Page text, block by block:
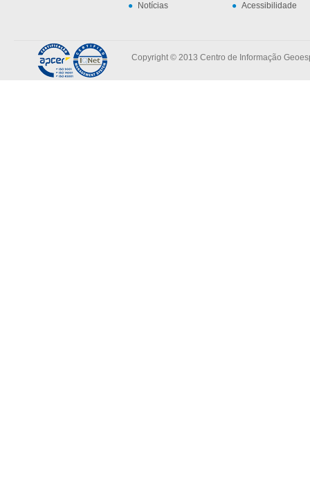
Notícias
Acessibilidade
Copyright © 2013 Centro de Informação